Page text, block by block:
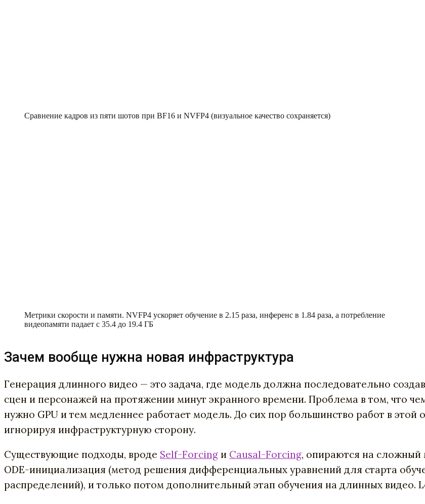
Cравнение кадров из пяти шотов при BF16 и NVFP4 (визуальное качество сохраняется)
Метрики скорости и памяти. NVFP4 ускоряет обучение в 2.15 раза, инференс в 1.84 раза, а потребление
видеопамяти падает с 35.4 до 19.4 ГБ
Зачем вообще нужна новая инфраструктура
Генерация длинного видео — это задача, где модель должна последовательно
сцен и персонажей на протяжении минут экранного времени. Проблема в том, что
нужно GPU и тем медленнее работает модель. До сих пор большинство работ в этой
игнорируя инфраструктурную сторону.
Существующие подходы, вроде Self-Forcing и Causal-Forcing, опираются на сложный
ODE-инициализация (метод решения дифференциальных уравнений для старта
распределений), и только потом дополнительный этап обучения на длинных видео.